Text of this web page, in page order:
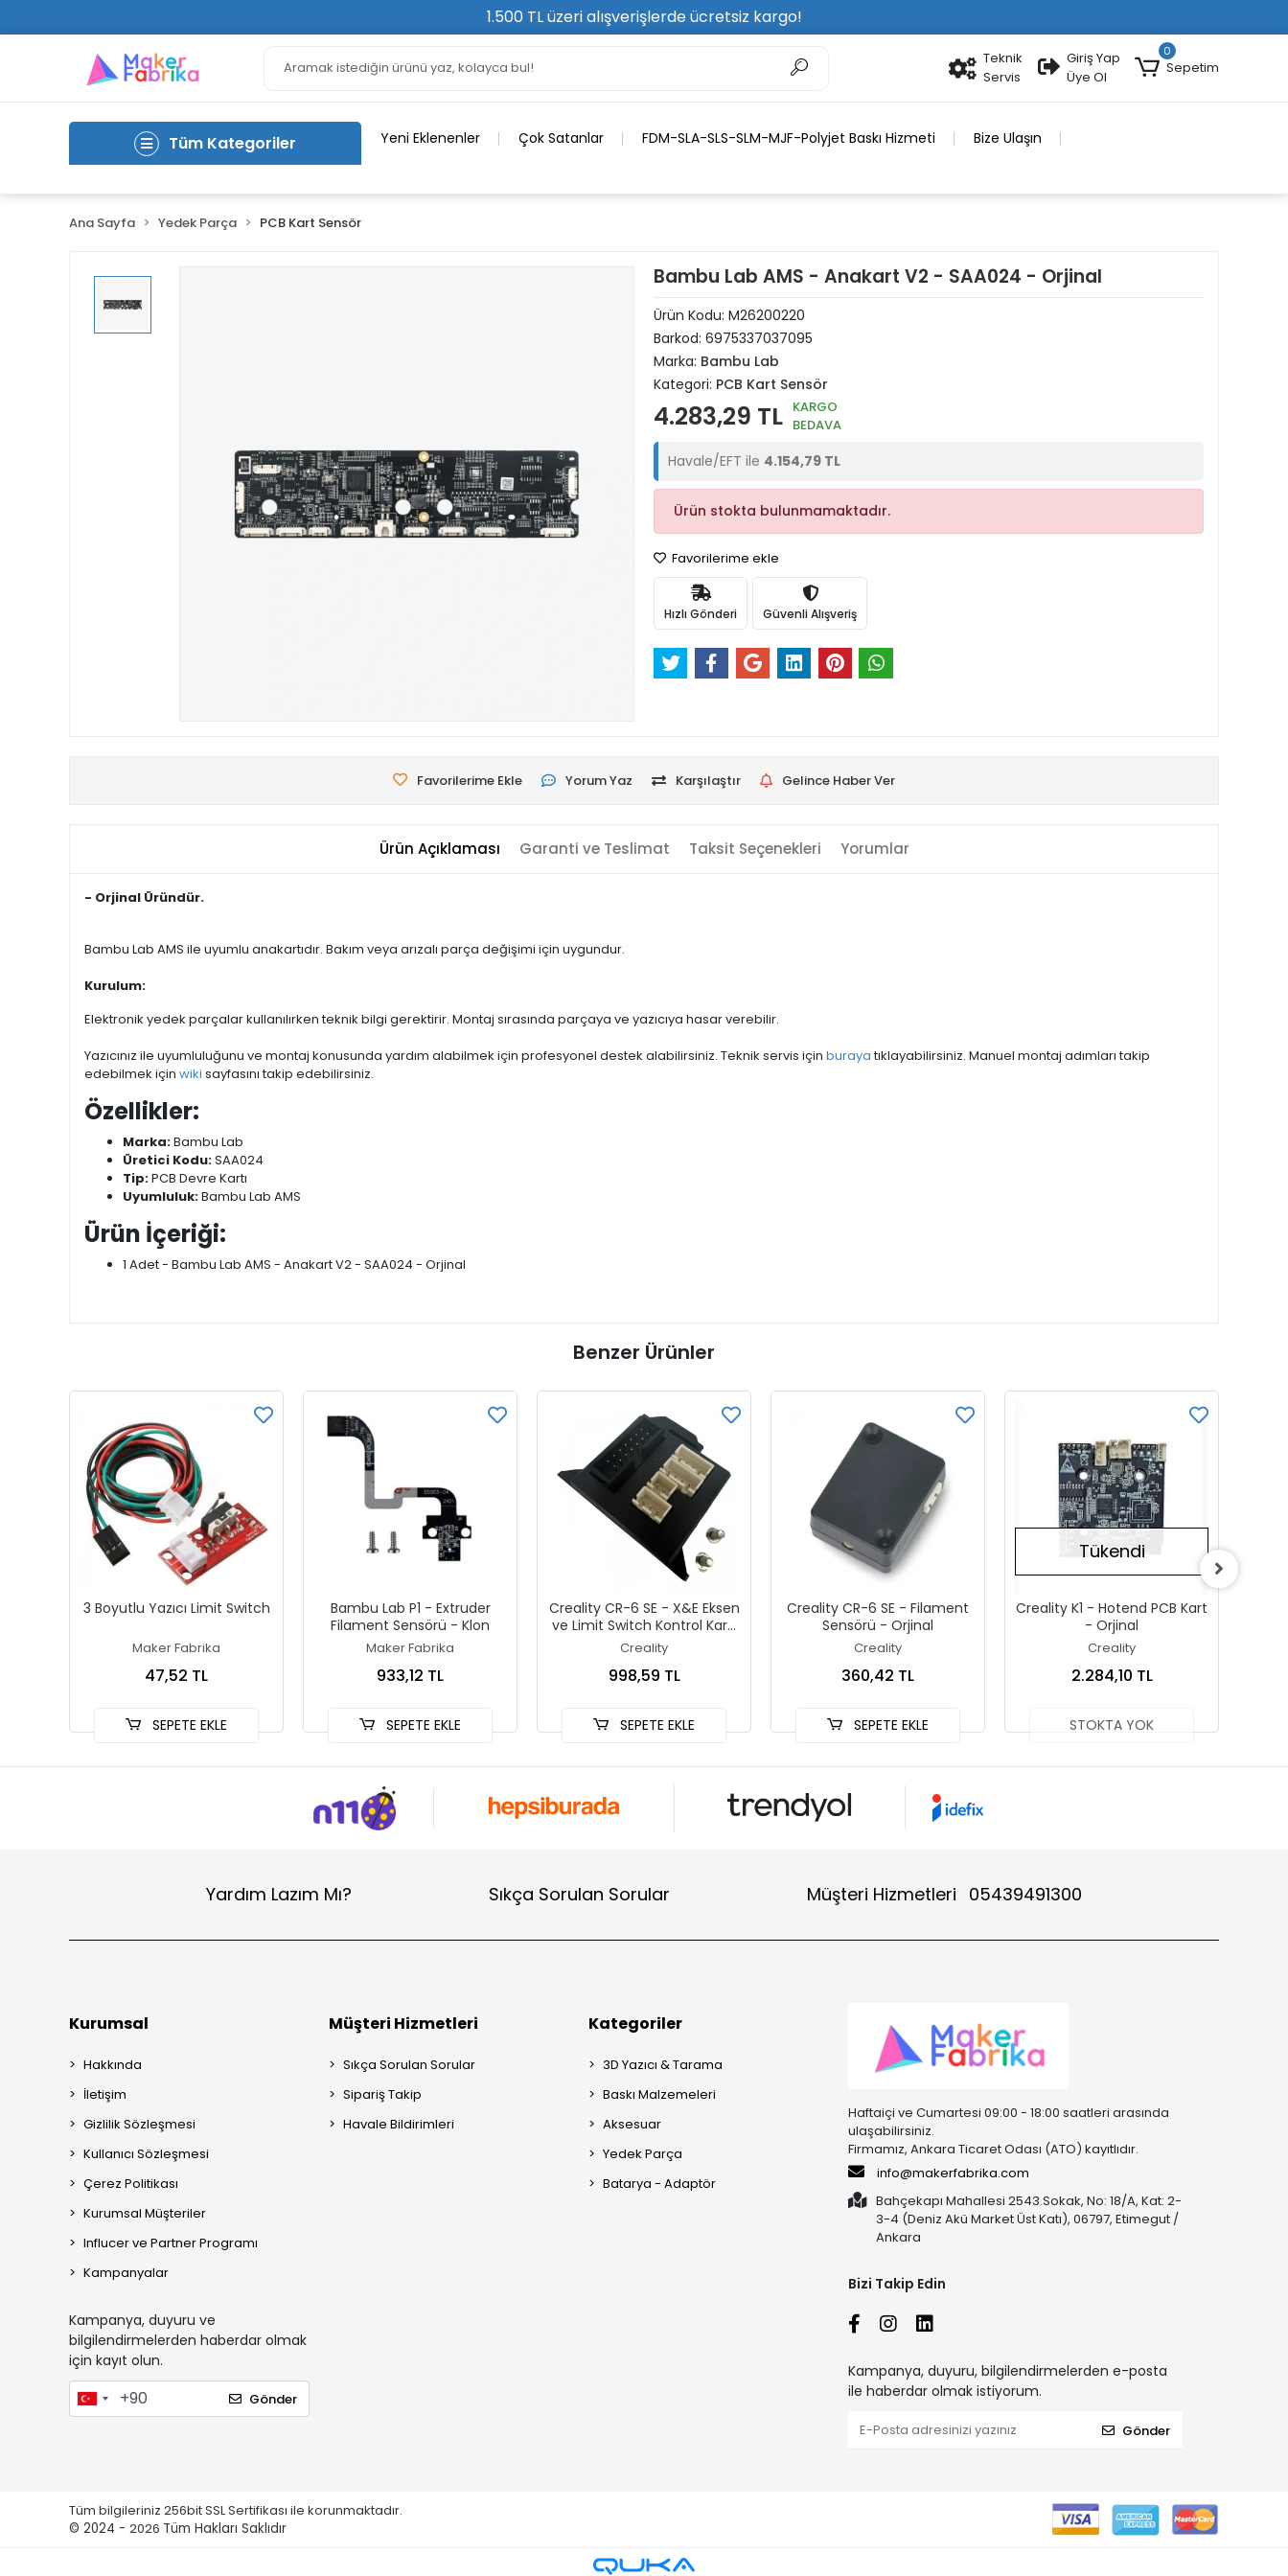
1.500 TL üzeri alışverişlerde ücretsiz kargo!
Teknik
Servis
Giriş Yap
Üye Ol
0
Sepetim
Tüm Kategoriler Yeni Eklenenler Çok Satanlar FDM-SLA-SLS-SLM-MJF-Polyjet Baskı Hizmeti Bize Ulaşın
Ana Sayfa Yedek Parça PCB Kart Sensör
Bambu Lab AMS - Anakart V2 - SAA024 - Orjinal
Ürün Kodu: M26200220
Barkod: 6975337037095
Marka: Bambu Lab
Kategori: PCB Kart Sensör
4.283,29 TL KARGO
BEDAVA
Havale/EFT ile 4.154,79 TL
Ürün stokta bulunmamaktadır.
Favorilerime ekle
Hızlı Gönderi Güvenli Alışveriş
Favorilerime Ekle Yorum Yaz Karşılaştır Gelince Haber Ver
Ürün Açıklaması Garanti ve Teslimat Taksit Seçenekleri Yorumlar
- Orjinal Üründür.
Bambu Lab AMS ile uyumlu anakartıdır. Bakım veya arızalı parça değişimi için uygundur.
Kurulum:
Elektronik yedek parçalar kullanılırken teknik bilgi gerektirir. Montaj sırasında parçaya ve yazıcıya hasar verebilir.
Yazıcınız ile uyumluluğunu ve montaj konusunda yardım alabilmek için profesyonel destek alabilirsiniz. Teknik servis için burayatıklayabilirsiniz. Manuel montaj adımları takip
edebilmek için wiki sayfasını takip edebilirsiniz.
Özellikler:
Marka:Bambu Lab
Üretici Kodu:SAA024
Tip:PCB Devre Kartı
Uyumluluk:Bambu Lab AMS
Ürün İçeriği:
1 Adet - Bambu Lab AMS - Anakart V2 - SAA024 - Orjinal
Benzer Ürünler
3 Boyutlu Yazıcı Limit Switch
Maker Fabrika
47,52 TL
SEPETE EKLE
Bambu Lab P1 - Extruder
Filament Sensörü - Klon
Maker Fabrika
933,12 TL
SEPETE EKLE
Creality CR-6 SE - X&E Eksen
ve Limit Switch Kontrol Kartı
- Orjinal
Creality
998,59 TL
SEPETE EKLE
Creality CR-6 SE - Filament
Sensörü - Orjinal
Creality
360,42 TL
SEPETE EKLE
Tükendi
Creality K1 - Hotend PCB Kart
- Orjinal
Creality
2.284,10 TL
STOKTA YOK
Yardım Lazım Mı? Sıkça Sorulan Sorular Müşteri Hizmetleri 05439491300
Kurumsal
Hakkında
İletişim
Gizlilik Sözleşmesi
Kullanıcı Sözleşmesi
Çerez Politikası
Kurumsal Müşteriler
Influcer ve Partner Programı
Kampanyalar
Kampanya, duyuru ve
bilgilendirmelerden haberdar olmak
için kayıt olun.
Gönder
Müşteri Hizmetleri
Sıkça Sorulan Sorular
Sipariş Takip
Havale Bildirimleri
Kategoriler
3D Yazıcı & Tarama
Baskı Malzemeleri
Aksesuar
Yedek Parça
Batarya - Adaptör
Haftaiçi ve Cumartesi 09:00 - 18:00 saatleri arasında
ulaşabilirsiniz.
Firmamız, Ankara Ticaret Odası (ATO) kayıtlıdır.
info@makerfabrika.com
Bahçekapı Mahallesi 2543.Sokak, No: 18/A, Kat: 2-
3-4 (Deniz Akü Market Üst Katı), 06797, Etimegut /
Ankara
Bizi Takip Edin
Kampanya, duyuru, bilgilendirmelerden e-posta
ile haberdar olmak istiyorum.
Gönder
Tüm bilgileriniz 256bit SSL Sertifikası ile korunmaktadır.
© 2024 - 2026 Tüm Hakları Saklıdır